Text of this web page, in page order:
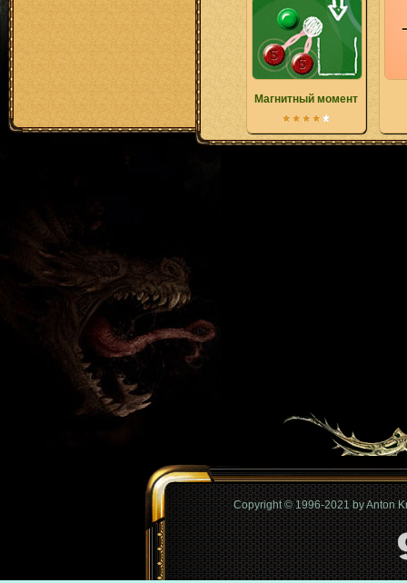
Магнитный момент
Copyright © 1996-2021 by Anton